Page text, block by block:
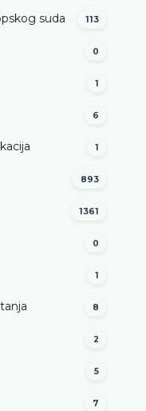
suda 113
0
1
6
1
893
1361
0
1
8
2
5
7